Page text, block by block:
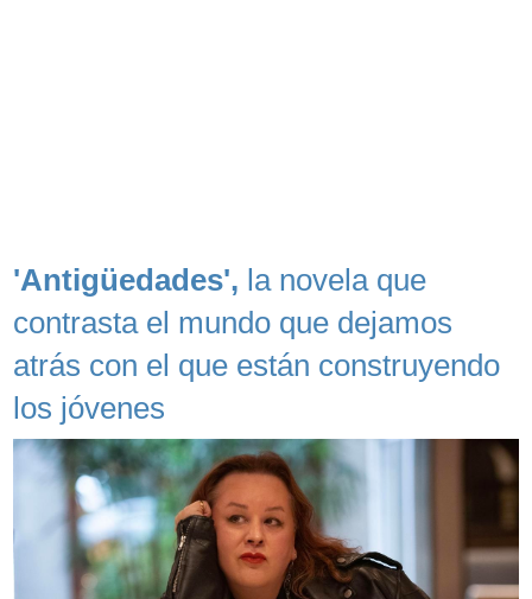
'Antigüedades', la novela que
contrasta el mundo que dejamos
atrás con el que están construyendo
los jóvenes